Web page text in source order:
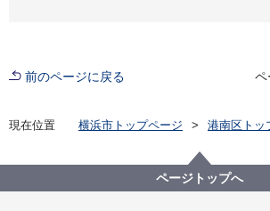
前のページに戻る ペ
現在位置 横浜市トップページ
港南区トッ
ページトップへ